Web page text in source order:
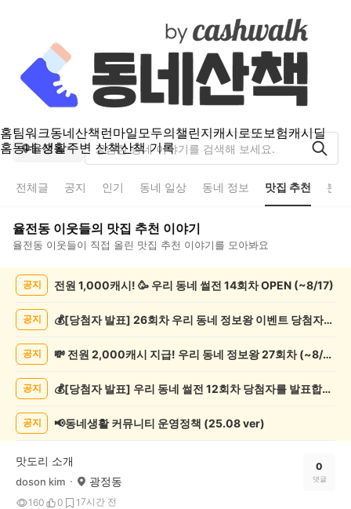
홈팀워크동네산책런마일모두의챌린지캐시로또보험캐시딜
홈동네 생활주변 산책산책 기록
율전동
전체글 공지 인기 동네 일상 동네 정보 맛집 추천 분
율전동 이웃들의 맛집 추천 이야기
율전동 이웃들이 직접 올린 맛집 추천 이야기를 모아봐요
록
공지 전원 1,000캐시! 🥳 우리 동네 썰전 14회차 OPEN (~8/17)
공지 💰[당첨자 발표] 26회차 우리 동네 정보왕 이벤트 당첨자를 발표합니다!
공지 💸 전원 2,000캐시 지급! 우리 동네 정보왕 27회차 (~8/10)
공지 💰[당첨자 발표] 우리 동네 썰전 12회차 당첨자를 발표합니다!
공지 📢동네생활 커뮤니티 운영정책 (25.08 ver)
맛도리 소개
doson kim 광정동
160 0 17시간 전
0
댓글